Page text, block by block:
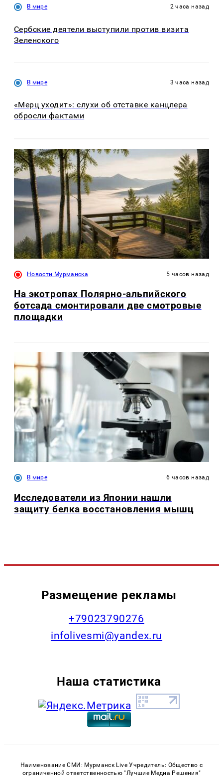
В мире 2 часа назад
Сербские деятели выступили против визита
Зеленского
В мире 3 часа назад
«Мерц уходит»: слухи об отставке канцлера
обросли фактами
Новости Мурманска 5 часов назад
На экотропах Полярно-альпийского
ботсада смонтировали две смотровые
площадки
В мире 6 часов назад
Исследователи из Японии нашли
защиту белка восстановления мышц
Размещение рекламы
+79023790276
infolivesmi@yandex.ru
Наша статистика
Наименование СМИ: Мурманск Live Учредитель: Общество с
ограниченной ответственностью "Лучшие Медиа Решения"